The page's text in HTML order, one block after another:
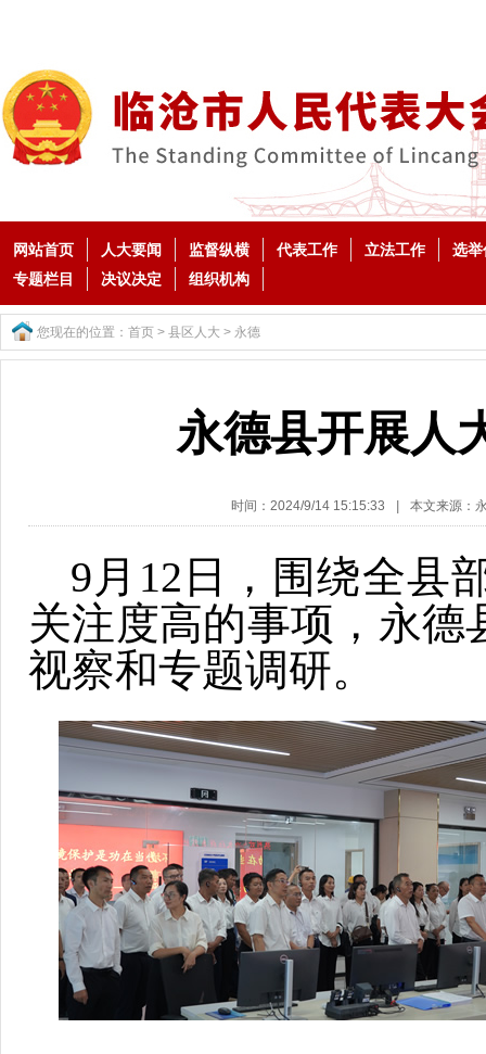
网站首页 人大要闻 监督纵横 代表工作 立法工作
选举
专题栏目
决议决定 组织机构
您现在的位置： 首页 > 县区人大 > 永德
永德县开展人
时间：2024/9/14 15:15:33 本文来源：
9月12日，围绕全县
关注度高的事项，永
视察和专题调研。